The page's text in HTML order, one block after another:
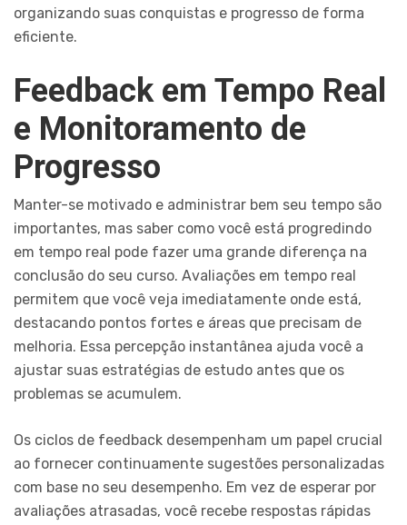
organizando suas conquistas e progresso de forma
eficiente.
Feedback em Tempo Real
e Monitoramento de
Progresso
Manter-se motivado e administrar bem seu tempo são
importantes, mas saber como você está progredindo
em tempo real pode fazer uma grande diferença na
conclusão do seu curso. Avaliações em tempo real
permitem que você veja imediatamente onde está,
destacando pontos fortes e áreas que precisam de
melhoria. Essa percepção instantânea ajuda você a
ajustar suas estratégias de estudo antes que os
problemas se acumulem.
Os ciclos de feedback desempenham um papel crucial
ao fornecer continuamente sugestões personalizadas
com base no seu desempenho. Em vez de esperar por
avaliações atrasadas, você recebe respostas rápidas